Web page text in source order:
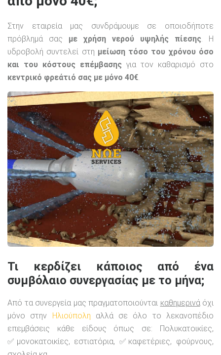
Στην εταιρεία μας συνδράμουμε σε οποιοδήποτε
πρόβλημά σας με χρήση νερού υψηλής πίεσης. Η
υδροβολή συντελεί στη μείωση τόσο του χρόνου όσο
και του κόστους επέμβασης για τον καθαρισμό στο
κεντρικό φρεάτιό σας με μόνο 40€.
Τι κερδίζει κάποιος από ένα
συμβόλαιο συνεργασίας με το μήνα;
Από τα συνεργεία μας πραγματοποιούνται καθημερινάόχι
μόνο στην
Ηλιούπολη αλλά σε όλο το λεκανοπέδιο
επεμβάσεις κάθε είδους όπως σε: Πολυκατοικίες,
✅μονοκατοικίες, εστιατόρια, ✅καφετέριες, φούρνους,